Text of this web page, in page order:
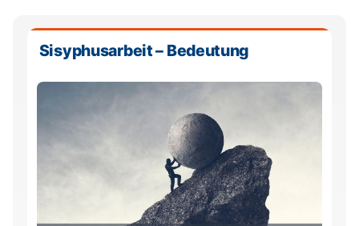
Sisyphusarbeit – Bedeutung